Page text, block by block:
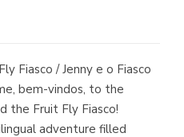
Kolima
Fiasco / Jenny e o Fiasco
bem-vindos, to the
the Fruit Fly Fiasco!
adventure filled